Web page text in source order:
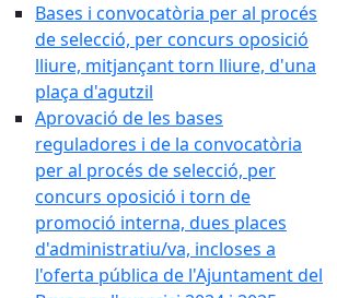
Bases i convocatòria per al procés
de selecció, per concurs oposició
lliure, mitjançant torn lliure, d'una
plaça d'agutzil
Aprovació de les bases
reguladores i de la convocatòria
per al procés de selecció, per
concurs oposició i torn de
promoció interna, dues places
d'administratiu/va, incloses a
l'oferta pública de l'Ajuntament del